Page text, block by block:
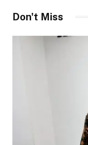
Don't Miss